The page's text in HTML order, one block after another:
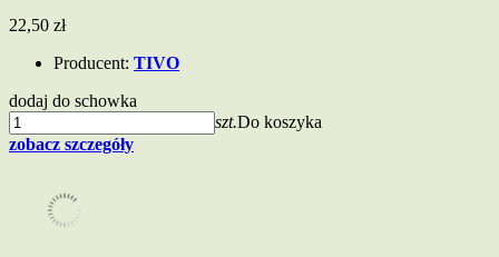
22,50 zł
Producent: TIVO
dodaj do schowka
szt.Do koszyka
zobacz szczegóły